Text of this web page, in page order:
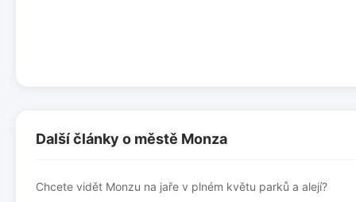
Další články o městě Monza
Chcete vidět Monzu na jaře v plném květu parků a alejí?